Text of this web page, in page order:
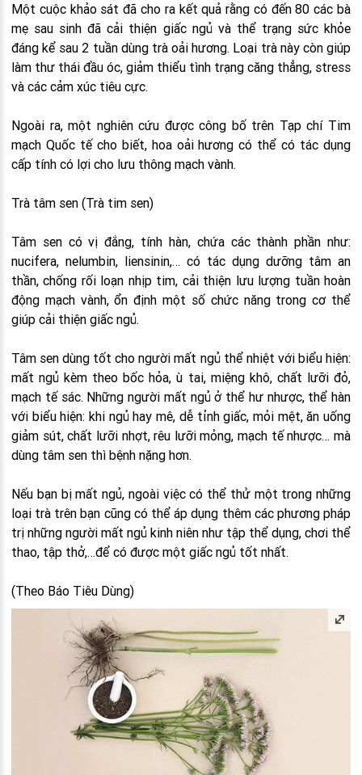
Một cuộc khảo sát đã cho ra kết quả rằng có đến 80 các bà
mẹ sau sinh đã cải thiện giấc ngủ và thể trạng sức khỏe
đáng kể sau 2 tuần dùng trà oải hương. Loại trà này còn giúp
làm thư thái đầu óc, giảm thiểu tình trạng căng thẳng, stress
và các cảm xúc tiêu cực.
Ngoài ra, một nghiên cứu được công bố trên Tạp chí Tim
mạch Quốc tế cho biết, hoa oải hương có thể có tác dụng
cấp tính có lợi cho lưu thông mạch vành.
Trà tâm sen (Trà tim sen)
Tâm sen có vị đắng, tính hàn, chứa các thành phần như:
nucifera, nelumbin, liensinin,… có tác dụng dưỡng tâm an
thần, chống rối loạn nhịp tim, cải thiện lưu lượng tuần hoàn
động mạch vành, ổn định một số chức năng trong cơ thể
giúp cải thiện giấc ngủ.
Tâm sen dùng tốt cho người mất ngủ thể nhiệt với biểu hiện:
mất ngủ kèm theo bốc hỏa, ù tai, miệng khô, chất lưỡi đỏ,
mạch tế sác. Những người mất ngủ ở thể hư nhược, thể hàn
với biểu hiện: khi ngủ hay mê, dễ tỉnh giấc, mỏi mệt, ăn uống
giảm sút, chất lưỡi nhợt, rêu lưỡi mỏng, mạch tế nhược… mà
dùng tâm sen thì bệnh nặng hơn.
Nếu bạn bị mất ngủ, ngoài việc có thể thử một trong những
loại trà trên bạn cũng có thể áp dụng thêm các phương pháp
trị những người mất ngủ kinh niên như tập thể dụng, chơi thể
thao, tập thở,…để có được một giấc ngủ tốt nhất.
(Theo Báo Tiêu Dùng)